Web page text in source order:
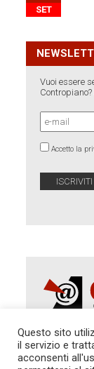
SET
Vuoi essere
Accetto la
Questo sito
il servizio e
acconsenti